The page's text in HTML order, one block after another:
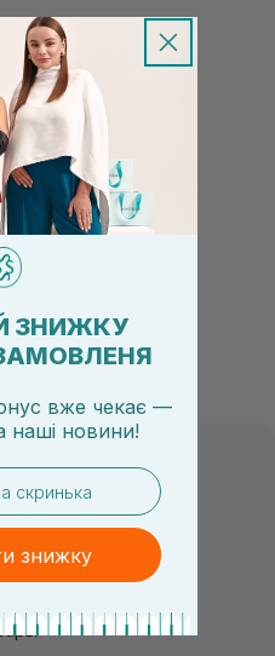
3000 UAH
ЗНИЖКУ
вже чекає —
наші новини!
знижку